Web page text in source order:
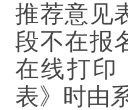
推荐意见
段不在报
在线打印
表》时由